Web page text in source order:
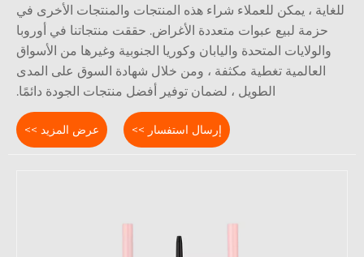
، يمكن للعملاء شراء هذه المنتجات والمنتجات الأخرى في
حزمة لبيع عبوات متعددة الأغراض. حققت منتجاتنا في أوروبا
والولايات المتحدة واليابان وكوريا الجنوبية وغيرها من الأسواق
العالمية تغطية مكثفة ، ومن خلال شهادة السوق على المدى
الطويل ، لضمان توفير أفضل منتجات الجودة دائمًا.
عرض المزيد >> إرسال استفسار >>